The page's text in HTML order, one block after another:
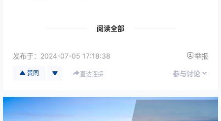
遇航班取消或天气突变，专差可即时切换路线（如
Out）的固定航班依赖更具灵活性。
🔒 二、 安全与可靠性：高价值货物的“隐形保险箱”
阅读全部
发布于： 2024-07-05 17:18:38 举报
赞同 直达连接 参与讨论